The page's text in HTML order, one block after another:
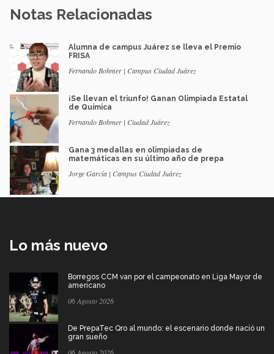
Notas Relacionadas
Alumna de campus Juárez se lleva el Premio
FRISA
Fernando Bohmer | Campus Ciudad Juárez
¡Se llevan el triunfo! Ganan Olimpiada Estatal
de Química
Fernando Bohmer | Ciudad Juárez
Gana 3 medallas en olimpiadas de
matemáticas en su último año de prepa
Jorge García | Campus Ciudad Juárez
Lo más nuevo
Borregos CCM van por el campeonato en Liga Mayor de
americano
06 Agosto 2026
De PrepaTec Qro al mundo: el escenario donde nació un
gran sueño